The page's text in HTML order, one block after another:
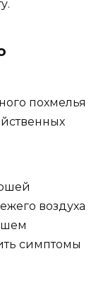
похмелья
воздуха
симптомы